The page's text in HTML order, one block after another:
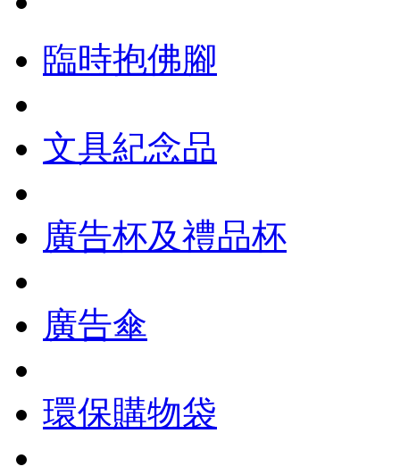
臨時抱佛腳
文具紀念品
廣告杯及禮品杯
廣告傘
環保購物袋